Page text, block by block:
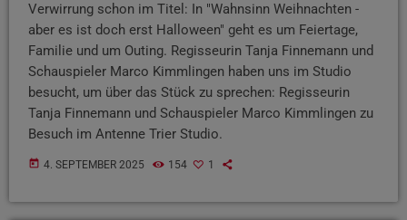
Verwirrung schon im Titel: In "Wahnsinn Weihnachten -
aber es ist doch erst Halloween" geht es um Feiertage,
Familie und um Outing. Regisseurin Tanja Finnemann und
Schauspieler Marco Kimmlingen haben uns im Studio
besucht, um über das Stück zu sprechen: Regisseurin
Tanja Finnemann und Schauspieler Marco Kimmlingen zu
Besuch im Antenne Trier Studio.
today 4. SEPTEMBER 2025 154 1